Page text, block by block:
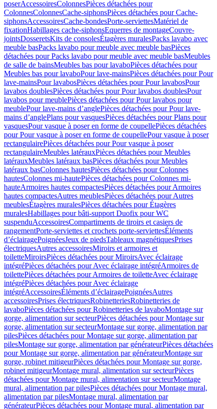
poserAccessoiresColonnesPièces détachées pour
ColonnesColonnesCache-siphonsPièces détachées pour Cache-
siphonsAccessoiresCache-bondesPorte-serviettesMatériel de
fixationHabillages cache-siphonsEquerres de montageCouvre-
jointsDosseretsKits de consolesÉtagères muralesPacks lavabo avec
meuble basPacks lavabo pour meuble avec meuble basPièces
détachées pour Packs lavabo pour meuble avec meuble basMeubles
de salle de bainsMeubles bas pour lavaboPièces détachées pour
Meubles bas pour lavaboPour lave-mainsPièces détachées pour Pour
lave-mainsPour lavabosPièces détachées pour Pour lavabosPour
lavabos doublesPièces détachées pour Pour lavabos doublesPour
lavabos pour meublePièces détachées pour Pour lavabos pour
meublePour lave-mains d’anglePièces détachées pour Pour lave-
mains d’anglePlans pour vasquesPièces détachées pour Plans pour
vasquesPour vasque à poser en forme de coupellePièces détachées
pour Pour vasque à poser en forme de coupellePour vasque à poser
rectangulairePièces détachées pour Pour vasque à poser
rectangulaireMeubles latérauxPièces détachées pour Meubles
latérauxMeubles latéraux basPièces détachées pour Meubles
latéraux basColonnes hautesPièces détachées pour Colonnes
hautesColonnes mi-hautePièces détachées pour Colonnes mi-
hauteArmoires hautes compactesPièces détachées pour Armoires
hautes compactesAutres meublesPièces détachées pour Autres
meublesÉtagères muralesPièces détachées pour Étagères
muralesHabillages pour bâti-support Duofix pour WC
suspenduAccessoiresCompartiments de tiroirs et casiers de
rangementPorte-serviettes et crochets porte-serviettesÉléments
d’éclairagePoignéesJeux de piedsTableaux magnétiquesPrises
électriquesAutres accessoiresMiroirs et armoires et
toiletteMiroirsPièces détachées pour MiroirsAvec éclairage
intégréPièces détachées pour Avec éclairage intégréArmoires de
toilettePièces détachées pour Armoires de toiletteAvec éclairage
intégréPièces détachées pour Avec éclairage
intégréAccessoiresÉléments d’éclairagePoignéesAutres
accessoiresPrises électriquesRobinetteriesRobinetteries de
lavaboPièces détachées pour Robinetteries de lavaboMontage sur
gorge, alimentation sur secteurPièces détachées pour Montage sur
gorge, alimentation sur secteurMontage sur gorge, alimentation par
pilesPièces détachées pour Montage sur gorge, alimentation par
pilesMontage sur gorge, alimentation par générateurPièces détachées
pour Montage sur gorge, alimentation par générateurMontage sur
gorge, robinet mitigeurPièces détachées pour Montage sur gorge,
robinet mitigeurMontage mural, alimentation sur secteurPièces
détachées pour Montage mural, alimentation sur secteurMontage
mural, alimentation par pilesPièces détachées pour Montage mural,
alimentation par pilesMontage mural, alimentation par
générateurPièces détachées pour Montage mural, alimentation par